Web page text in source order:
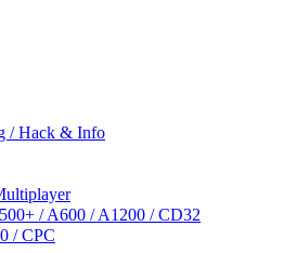
/ Hack & Info
/ A600 / A1200 / CD32
/ CPC